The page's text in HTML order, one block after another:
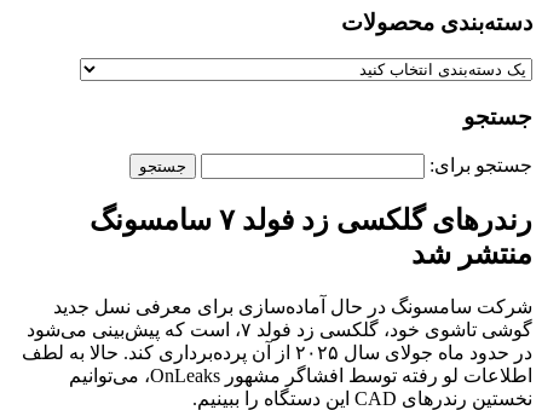
دسته‌بندی‌ محصولات
جستجو
جستجو برای:
رندرهای گلکسی زد فولد ۷ سامسونگ
منتشر شد
شرکت سامسونگ در حال آماده‌سازی برای معرفی نسل جدید
گوشی تاشوی خود، گلکسی زد فولد ۷، است که پیش‌بینی می‌شود
در حدود ماه جولای سال ۲۰۲۵ از آن پرده‌برداری کند. حالا به لطف
اطلاعات لو رفته توسط افشاگر مشهور OnLeaks، می‌توانیم
نخستین رندرهای CAD این دستگاه را ببینیم.